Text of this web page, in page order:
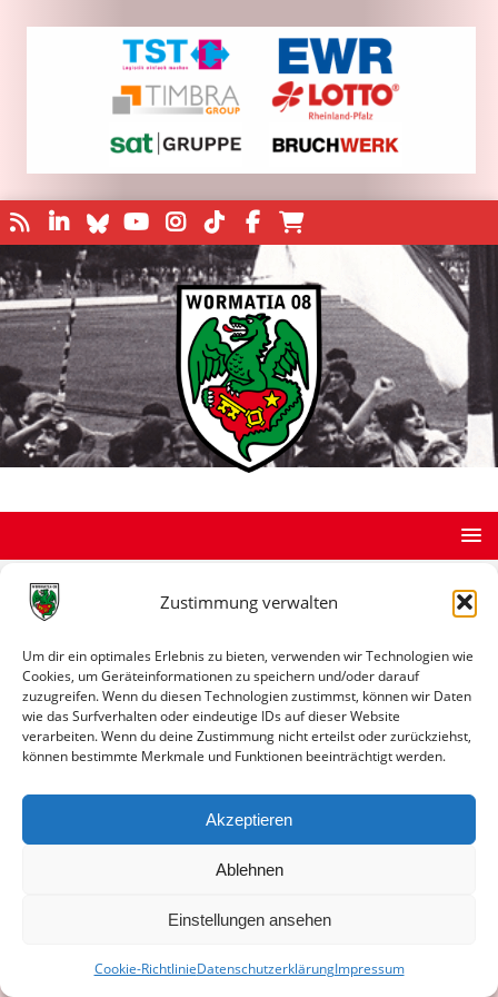
Zustimmung verwalten
Um dir ein optimales Erlebnis zu bieten, verwenden wir Technologien wie
Cookies, um Geräteinformationen zu speichern und/oder darauf
zuzugreifen. Wenn du diesen Technologien zustimmst, können wir Daten
wie das Surfverhalten oder eindeutige IDs auf dieser Website
verarbeiten. Wenn du deine Zustimmung nicht erteilst oder zurückziehst,
können bestimmte Merkmale und Funktionen beeinträchtigt werden.
Akzeptieren
Ablehnen
Einstellungen ansehen
Cookie-RichtlinieDatenschutzerklärungImpressum
STARTSEITE ARCHIV
ERGEBNISDATENBANK
Vereinsinfo
Vereinsinfo
Verein nicht gefunden